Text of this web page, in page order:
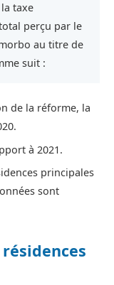
taxe
perçu par le
au titre de
suit :
de la réforme, la
à 2021.
principales
sont